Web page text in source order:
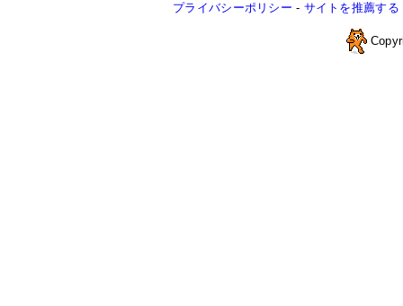
プライバシーポリシー - サイトを推薦する